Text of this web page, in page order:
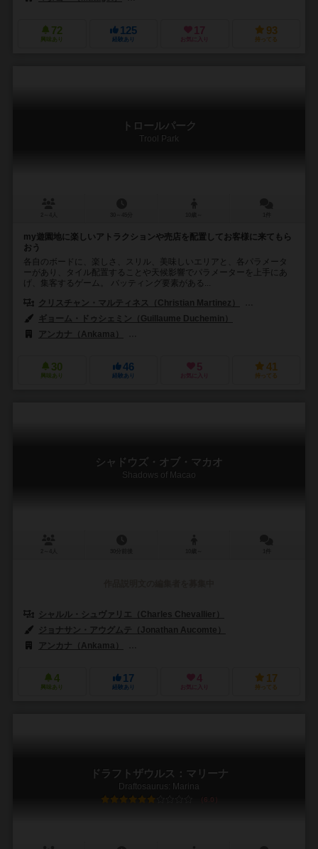
72
興味あり
125
経験あり
17
お気に入り
93
持ってる
トロールパーク
Trool Park
my遊園地に楽しいアトラクションや売店を配置してお客様に来てもら
おう
各自のボードに、楽しさ、スリル、美味しいエリアと、各パラメータ
ーがあり、タイル配置することや天候影響でパラメーターを上手にあ
げ、集客するゲーム。 バッティング要素がある...
クリスチャン・マルティネス（Christian Martinez）
ギョーム・ドゥシェミン（Guillaume Duchemin）
アンカナ（Ankama）
30
興味あり
46
経験あり
5
お気に入り
41
持ってる
シャドウズ・オブ・マカオ
Shadows of Macao
シャルル・シュヴァリエ（Charles Chevallier）
ジョナサン・アウグムテ（Jonathan Aucomte）
アンカナ（Ankama）
4
興味あり
17
経験あり
4
お気に入り
17
持ってる
ドラフトザウルス：マリーナ
Draftosaurus: Marina
6.0